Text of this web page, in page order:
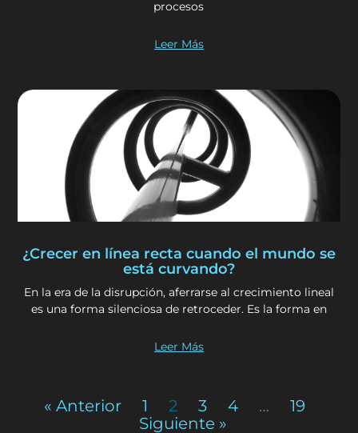
procesos
Leer Más
¿Crecer en línea recta cuando el mundo se
está curvando?
En la era de la disrupción, aferrarse al crecimiento lineal
es una forma silenciosa de retroceder. Es la forma en
Leer Más
« Anterior 1 2 3 4 …
19
Siguiente »